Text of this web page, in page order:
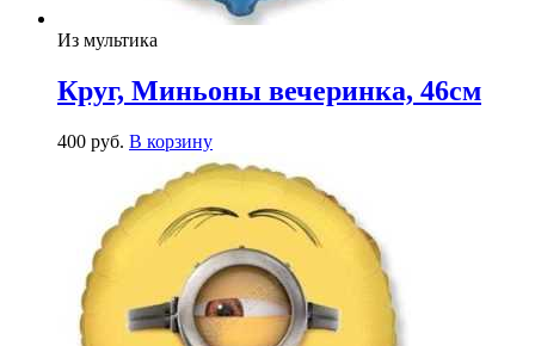
Из мультика
Круг, Миньоны вечеринка, 46см
400 руб. В корзину